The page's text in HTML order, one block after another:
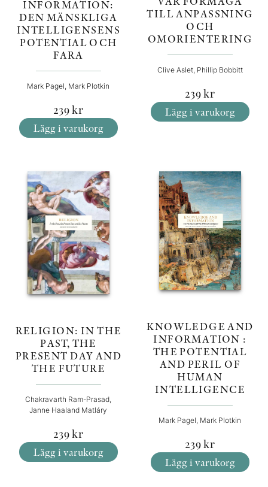
INFORMATION:
DEN MÄNSKLIGA
INTELLIGENSENS
POTENTIAL OCH
FARA
Mark Pagel, Mark Plotkin
239kr
Lägg i varukorg
TILL ANPASSNING
OCH
OMORIENTERING
Clive Aslet, Phillip Bobbitt
239kr
Lägg i varukorg
RELIGION: IN THE
PAST, THE
PRESENT DAY AND
THE FUTURE
Chakravarth Ram-Prasad,
Janne Haaland Matláry
239kr
Lägg i varukorg
KNOWLEDGE AND
INFORMATION :
THE POTENTIAL
AND PERIL OF
HUMAN
INTELLIGENCE
Mark Pagel, Mark Plotkin
239kr
Lägg i varukorg